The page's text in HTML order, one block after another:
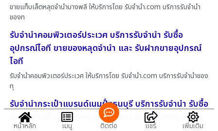
ขายแท็บเล็ตหลุดจำนำบางพลี ให้บริการโดย รับจํานํา.com บริการรับจำนำ
ของท
รับจำนำคอมพิวเตอร์ประเวศ บริการรับจำนำ รับซื้อ
อุปกรณ์ไอที ขายของหลุดจำนำ และ รับฝากขายอุปกรณ์
ไอที
รับจำนำคอมพิวเตอร์ประเวศ ให้บริการโดย รับจํานํา.com บริการรับจำนำของ
ทุ
รับจำนำกระเป๋าแบรนด์เนมฝั่งธนบุรี บริการรับจำนำ รับซื้อ
อุปกรณ์ไอที ขายของหลุดจำนำ และ รับฝากขายอุปกรณ์
หน้าหลัก เมนู ติดต่อ แชร์ เพิ่มเติม